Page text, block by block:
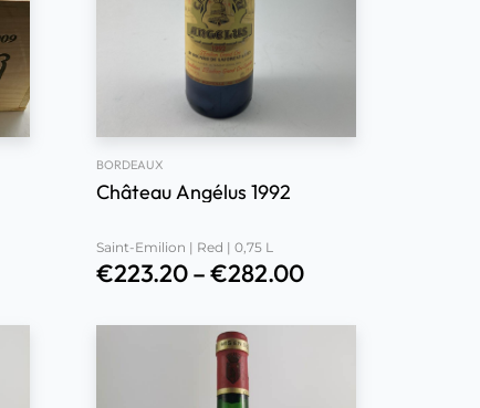
BORDEAUX
Château Angélus 1992
Saint-Emilion | Red | 0,75 L
€223.20–€282.00